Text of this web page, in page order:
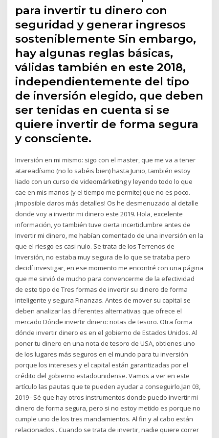
para invertir tu dinero con
seguridad y generar ingresos
sosteniblemente Sin embargo,
hay algunas reglas básicas,
válidas también en este 2018,
independientemente del tipo
de inversión elegido, que deben
ser tenidas en cuenta si se
quiere invertir de forma segura
y consciente.
Inversión en mi mismo: sigo con el master, que me va a tener
atareadísimo (no lo sabéis bien) hasta Junio, también estoy
liado con un curso de videomárketing y leyendo todo lo que
cae en mis manos (y el tiempo me permite) que no es poco.
¡Imposible daros más detalles! Os he desmenuzado al detalle
donde voy a invertir mi dinero este 2019. Hola, excelente
información, yo también tuve cierta incertidumbre antes de
Invertir mi dinero, me habían comentado de una inversión en la
que el riesgo es casi nulo. Se trata de los Terrenos de
Inversión, no estaba muy segura de lo que se trataba pero
decidí investigar, en ese momento me encontré con una página
que me sirvió de mucho para convencerme de la efectividad
de este tipo de Tres formas de invertir su dinero de forma
inteligente y segura Finanzas. Antes de mover su capital se
deben analizar las diferentes alternativas que ofrece el
mercado Dónde invertir dinero: notas de tesoro. Otra forma
dónde invertir dinero es en el gobierno de Estados Unidos. Al
poner tu dinero en una nota de tesoro de USA, obtienes uno
de los lugares más seguros en el mundo para tu inversión
porque los intereses y el capital están garantizadas por el
crédito del gobierno estadounidense. Vamos a ver en este
artículo las pautas que te pueden ayudar a conseguirlo.Jan 03,
2019 · Sé que hay otros instrumentos donde puedo invertir mi
dinero de forma segura, pero si no estoy metido es porque no
cumple uno de los tres mandamientos. Al fin y al cabo están
relacionados . Cuando se trata de invertir, nadie quiere correr